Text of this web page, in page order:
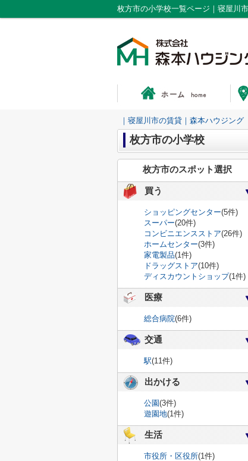
枚方市の小学校一覧ページ｜寝屋川
｜寝屋川市の賃貸｜森本ハウジング
枚方市の小学校
枚方市のスポット選択
買う
ショッピングセンター(5件)
スーパー(20件)
コンビニエンスストア(26件)
ホームセンター(3件)
家電製品(1件)
ドラッグストア(10件)
ディスカウントショップ(1件)
医療
総合病院(6件)
交通
駅(11件)
出かける
公園(3件)
遊園地(1件)
生活
市役所・区役所(1件)